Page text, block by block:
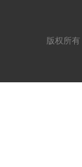
版权所